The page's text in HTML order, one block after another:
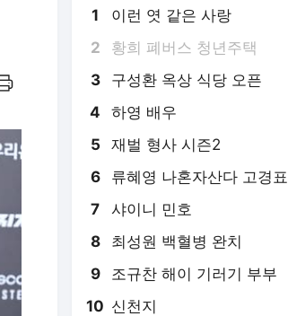
1 이런 엿 같은 사랑
2 황희 폐버스 청년주택
3 구성환 옥상 식당 오픈
4 하영 배우
5 재벌 형사 시즌2
6 류혜영 나혼자산다 고경표
7 샤이니 민호
8 최성원 백혈병 완치
9 조규찬 해이 기러기 부부
10 신천지